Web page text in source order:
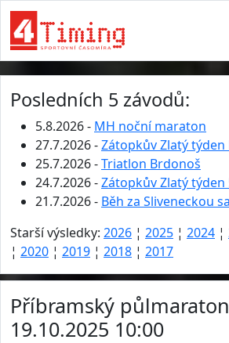
Posledních 5 závodů:
5.8.2026 - MH noční maraton
27.7.2026 -Zátopkův Zlatý týden
25.7.2026 -Triatlon Brdonoš
24.7.2026 -Zátopkův Zlatý týden
21.7.2026 - Běh za Sliveneckou
Starší výsledky: 2026 ¦ 2025 ¦ 2024 ¦
¦ 2020 ¦ 2019 ¦ 2018 ¦ 2017
Příbramský
19.10.2025 10:00